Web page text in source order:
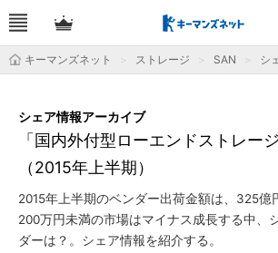
キーマンズネット ストレージ SAN シ
「国内外付型ローエンドストレー
（2015年上半期）
シェア情報アーカイブ
2015年上半期のベンダー出荷金額は、325億
200万円未満の市場はマイナス成長する中、
ダーは？。シェア情報を紹介する。